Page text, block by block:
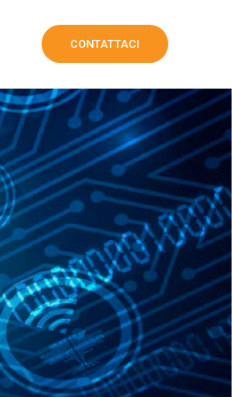
CONTATTACI